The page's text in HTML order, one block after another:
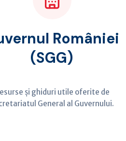
României
(SGG)
și ghiduri utile oferite de
General al Guvernului.